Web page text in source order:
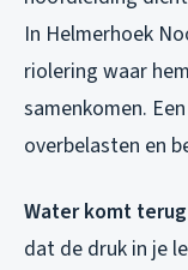
In Helmerhoek
riolering waar
samenkomen.
overbelasten en
Water komt
dat de druk in je